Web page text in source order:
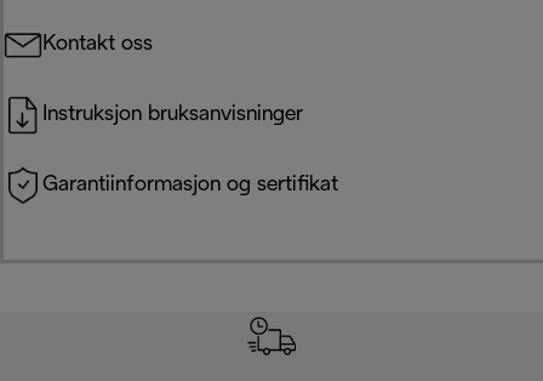
Kontakt oss
Instruksjon bruksanvisninger
Garantiinformasjon og sertifikat